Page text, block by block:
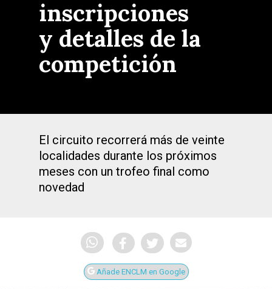
inscripciones
y detalles de la
competición
El circuito recorrerá más de veinte
localidades durante los próximos
meses con un trofeo final como
novedad
Añade ENCLM en Google